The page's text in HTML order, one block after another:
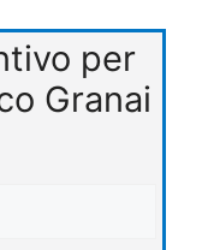
per
Granai